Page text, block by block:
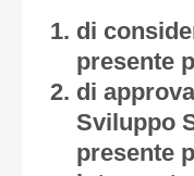
di
presente
di
Sviluppo
presente